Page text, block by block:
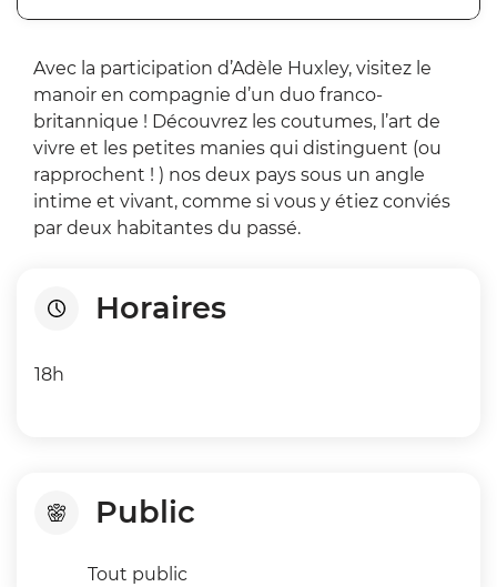
Avec la participation d’Adèle Huxley, visitez le
manoir en compagnie d’un duo franco-
britannique ! Découvrez les coutumes, l’art de
vivre et les petites manies qui distinguent (ou
rapprochent ! ) nos deux pays sous un angle
intime et vivant, comme si vous y étiez conviés
par deux habitantes du passé.
Horaires
18h
Public
Tout public